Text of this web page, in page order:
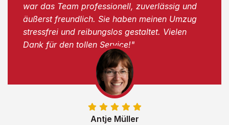
Antje Müller
war das Team professionell, zuverlässig und
äußerst freundlich. Sie haben meinen Umzug
stressfrei und reibungslos gestaltet. Vielen
Dank für den tollen Service!"